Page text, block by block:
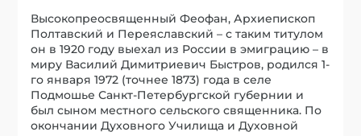
Высокопреосвященный Феофан, Архиепископ
Полтавский и Переяславский – с таким титулом
он в 1920 году выехал из России в эмиграцию – в
миру Василий Димитриевич Быстров, родился 1-
го января 1972 (точнее 1873) года в селе
Подмошье Санкт-Петербургской губернии и
был сыном местного сельского священника. По
окончании Духовного Училища и Духовной